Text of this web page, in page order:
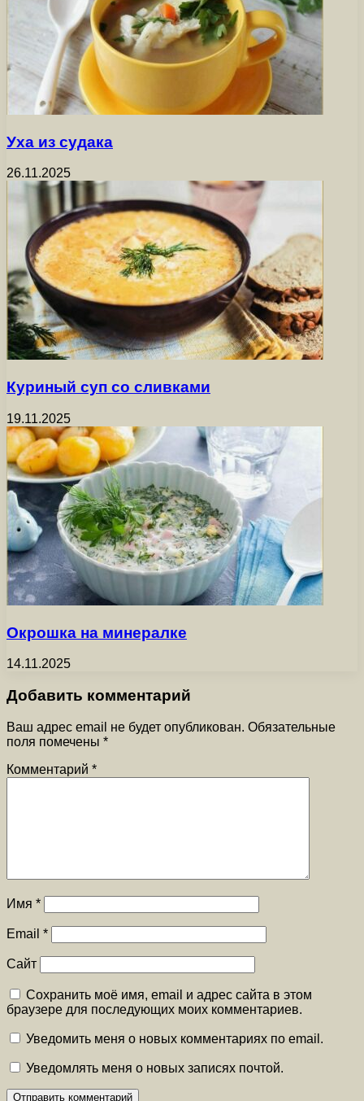
Уха из судака
26.11.2025
Куриный суп со сливками
19.11.2025
Окрошка на минералке
14.11.2025
Добавить комментарий
Ваш адрес email не будет опубликован. Обязательные
поля помечены *
Комментарий *
Имя *
Email *
Сайт
Сохранить моё имя, email и адрес сайта в этом
браузере для последующих моих комментариев.
Уведомить меня о новых комментариях по email.
Уведомлять меня о новых записях почтой.